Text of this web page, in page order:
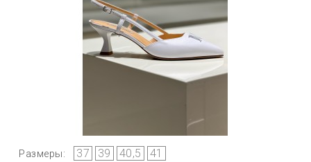
Размеры: 37 39 40,5 41